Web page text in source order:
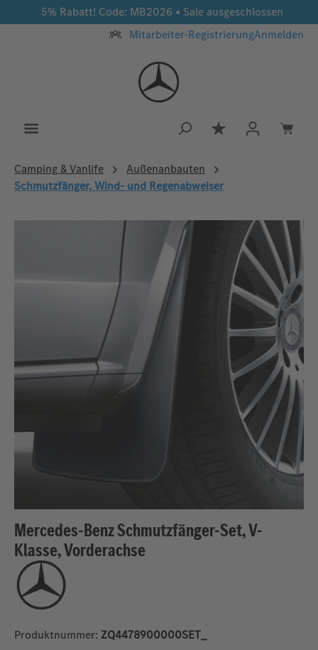
Zum Hauptinhalt springen
5% Rabatt! Code: MB2026 • Sale ausgeschlossen
Mitarbeiter-RegistrierungAnmelden
Du hast 0
Camping & Vanlife
Außenanbauten
Schmutzfänger, Wind- und Regenabweiser
Bildergalerie überspringen
Mercedes-Benz Schmutzfänger-Set, V-
Klasse, Vorderachse
Produktnummer: ZQ4478900000SET_